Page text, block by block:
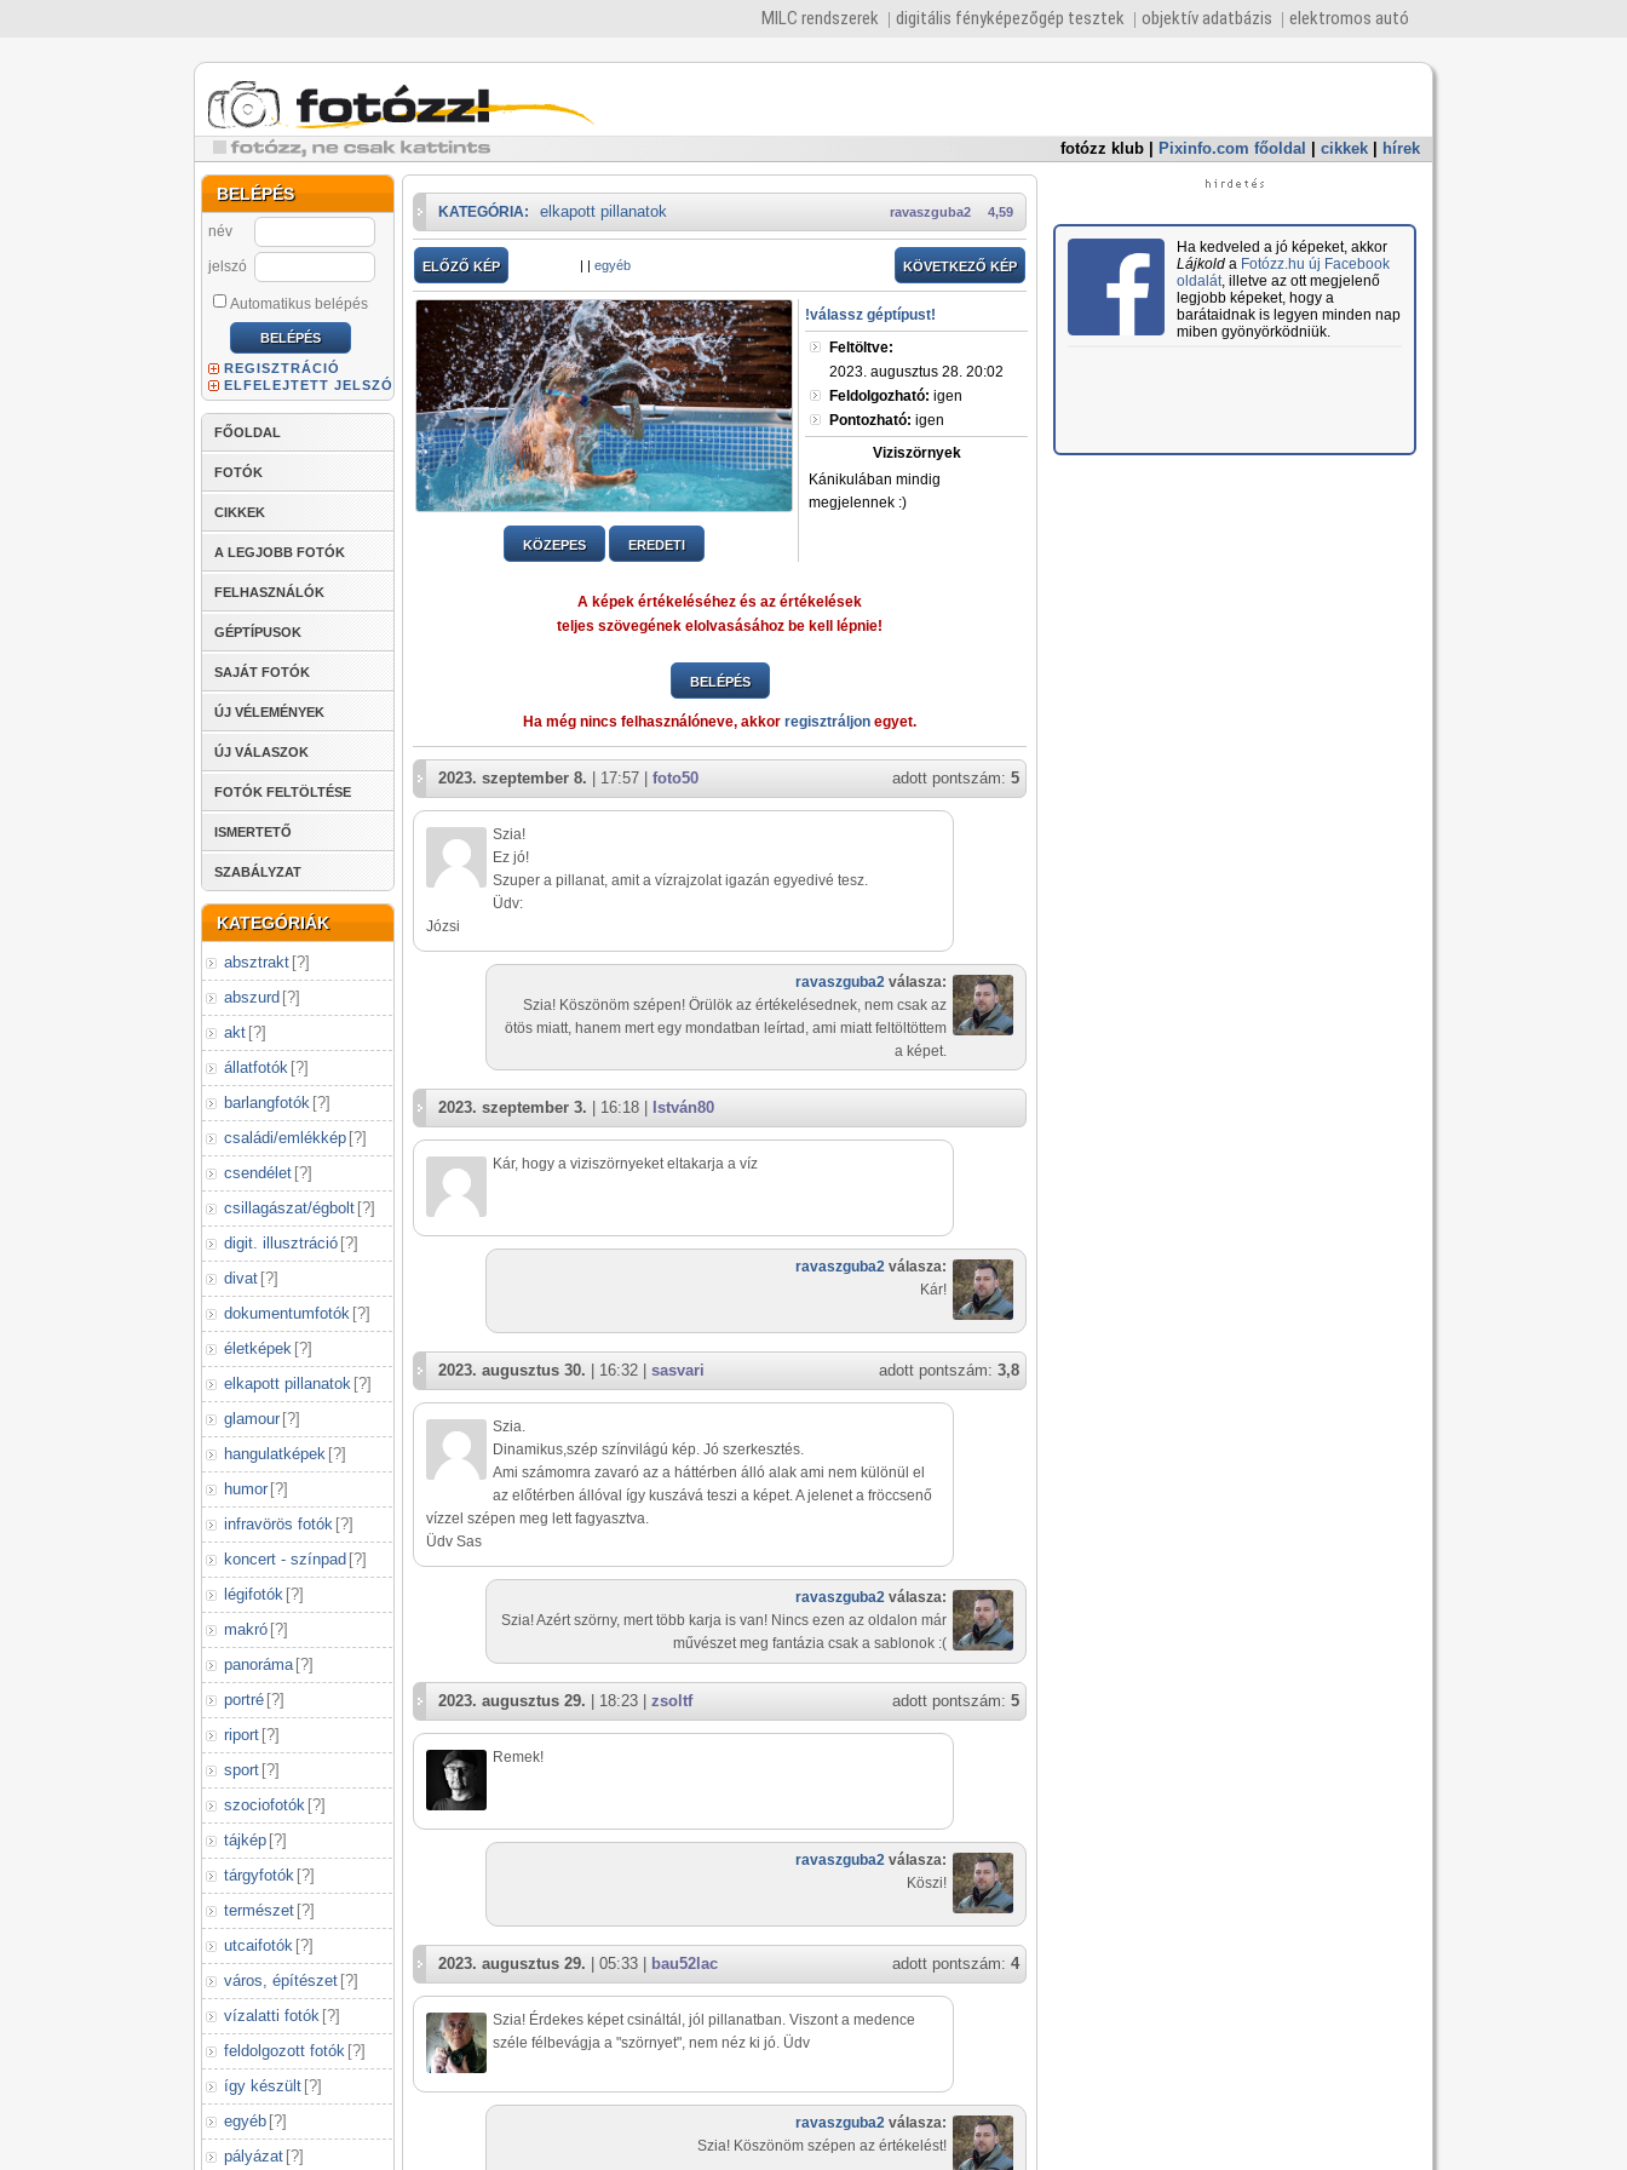
MILC rendszerek digitális fényképezőgép tesztek objektív adatbázis elektromos autó
fotózz klub Pixinfo.com főoldal cikkek hírek
BELÉPÉS
név
jelszó
Automatikus belépés
REGISZTRÁCIÓ
ELFELEJTETT JELSZÓ
FŐOLDAL
FOTÓK
CIKKEK
A LEGJOBB FOTÓK
FELHASZNÁLÓK
GÉPTÍPUSOK
SAJÁT FOTÓK
ÚJ VÉLEMÉNYEK
ÚJ VÁLASZOK
FOTÓK FELTÖLTÉSE
ISMERTETŐ
SZABÁLYZAT
KATEGÓRIÁK
absztrakt [?]
abszurd [?]
akt [?]
állatfotók [?]
barlangfotók [?]
családi/emlékkép [?]
csendélet [?]
csillagászat/égbolt [?]
digit. illusztráció [?]
divat [?]
dokumentumfotók [?]
életképek [?]
elkapott pillanatok [?]
glamour [?]
hangulatképek [?]
humor [?]
infravörös fotók [?]
koncert - színpad [?]
légifotók [?]
makró [?]
panoráma [?]
portré [?]
riport [?]
sport [?]
szociofotók [?]
tájkép [?]
tárgyfotók [?]
természet [?]
utcaifotók [?]
város, építészet [?]
vízalatti fotók [?]
feldolgozott fotók [?]
így készült [?]
egyéb [?]
pályázat [?]
4,59
ravaszguba2
KATEGÓRIA: elkapott pillanatok
ELŐZŐ KÉP | | egyéb KÖVETKEZŐ KÉP
KÖZEPES EREDETI
!válassz géptípust!
Feltöltve:
2023. augusztus 28. 20:02
Feldolgozható: igen
Pontozható: igen
Viziszörnyek
Kánikulában mindig
megjelennek :)
A képek értékeléséhez és az értékelések
teljes szövegének elolvasásához be kell lépnie!
BELÉPÉS
Ha még nincs felhasználóneve, akkor regisztráljon egyet.
adott pontszám: 5
2023. szeptember 8. | 17:57 | foto50
Szia!
Ez jó!
Szuper a pillanat, amit a vízrajzolat igazán egyedivé tesz.
Üdv:
Józsi
ravaszguba2 válasza:
Szia! Köszönöm szépen! Örülök az értékelésednek, nem csak az
ötös miatt, hanem mert egy mondatban leírtad, ami miatt feltöltöttem
a képet.
2023. szeptember 3. | 16:18 | István80
Kár, hogy a viziszörnyeket eltakarja a víz
ravaszguba2 válasza:
Kár!
adott pontszám: 3,8
2023. augusztus 30. | 16:32 | sasvari
Szia.
Dinamikus,szép színvilágú kép. Jó szerkesztés.
Ami számomra zavaró az a háttérben álló alak ami nem különül el
az előtérben állóval így kuszává teszi a képet. A jelenet a fröccsenő
vízzel szépen meg lett fagyasztva.
Üdv Sas
ravaszguba2 válasza:
Szia! Azért szörny, mert több karja is van! Nincs ezen az oldalon már
művészet meg fantázia csak a sablonok :(
adott pontszám: 5
2023. augusztus 29. | 18:23 | zsoltf
Remek!
ravaszguba2 válasza:
Köszi!
adott pontszám: 4
2023. augusztus 29. | 05:33 | bau52lac
Szia! Érdekes képet csináltál, jól pillanatban. Viszont a medence
széle félbevágja a "szörnyet", nem néz ki jó. Üdv
ravaszguba2 válasza:
Szia! Köszönöm szépen az értékelést!
Ha kedveled a jó képeket, akkor
Lájkolda Fotózz.hu új Facebook
oldalát, illetve az ott megjelenő
legjobb képeket, hogy a
barátaidnak is legyen minden nap
miben gyönyörködniük.